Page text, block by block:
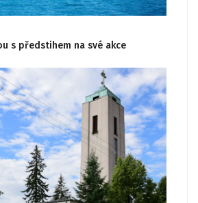
s předstihem na své akce